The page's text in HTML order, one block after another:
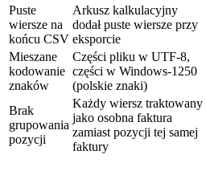
Puste
wiersze na
końcu CSV
Arkusz kalkulacyjny
dodał puste wiersze przy
eksporcie
Mieszane
kodowanie
znaków
Części pliku w UTF-8,
części w Windows-1250
(polskie znaki)
Brak
grupowania
pozycji
Każdy wiersz traktowany
jako osobna faktura
zamiast pozycji tej samej
faktury